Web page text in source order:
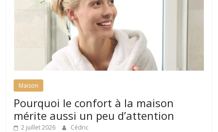
Maison
Pourquoi le confort à la maison
mérite aussi un peu d’attention
2 juillet 2026 Cédric